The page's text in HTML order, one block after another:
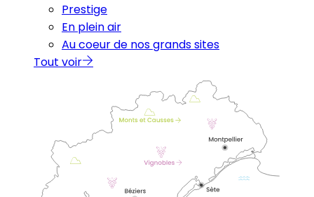
Prestige
En plein air
Au coeur de nos grands sites
Tout voir